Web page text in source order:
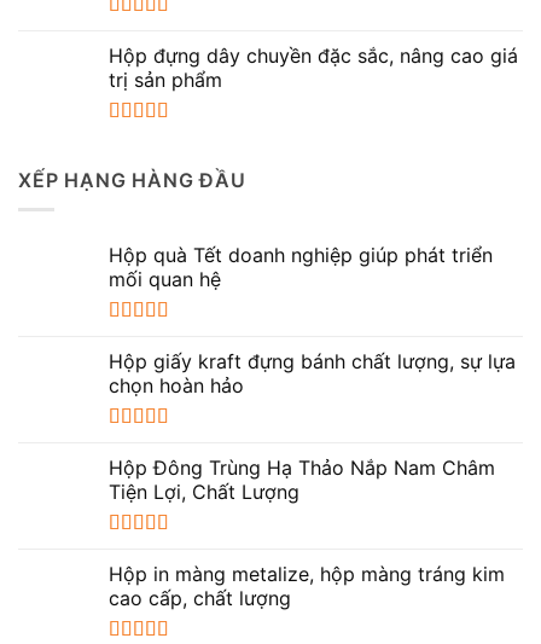
hạng 5.005
sao
Hộp đựng dây chuyền đặc sắc, nâng cao giá
trị sản phẩm
sao
XẾP HẠNG HÀNG ĐẦU
Hộp quà Tết doanh nghiệp giúp phát triển
mối quan hệ
hạng 5.005
sao
Hộp giấy kraft đựng bánh chất lượng, sự lựa
chọn hoàn hảo
hạng 5.005
sao
Hộp Đông Trùng Hạ Thảo Nắp Nam Châm
Tiện Lợi, Chất Lượng
hạng 5.005
sao
Hộp in màng metalize, hộp màng tráng kim
cao cấp, chất lượng